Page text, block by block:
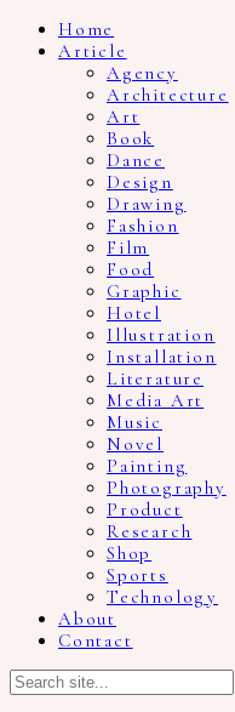
Home
Article
Agency
Architecture
Art
Book
Dance
Design
Drawing
Fashion
Film
Food
Graphic
Hotel
Illustration
Installation
Literature
Media Art
Music
Novel
Painting
Photography
Product
Research
Shop
Sports
Technology
About
Contact